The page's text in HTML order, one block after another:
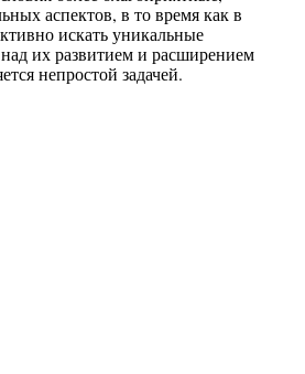
аспектов, в то время как в
искать уникальные
их развитием и расширением
непростой задачей.